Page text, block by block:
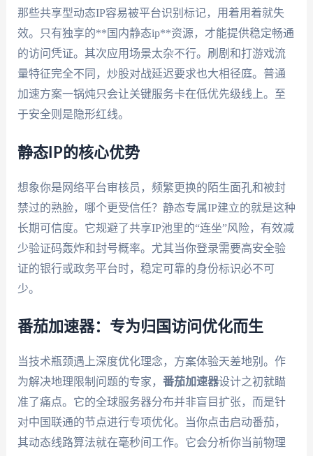
那些共享型动态IP容易被平台识别标记，用着用着就失
效。只有独享的**国内静态ip**资源，才能提供稳定畅通
的访问凭证。其次应用场景太杂不行。刷剧和打游戏流
量特征完全不同，炒股对战延迟要求也大相径庭。普通
加速方案一锅炖只会让关键服务卡在低优先级线上。至
于安全则是隐形红线。
静态IP的核心优势
想象你是网络平台审核员，频繁更换的陌生面孔和被封
禁过的熟脸，哪个更受信任？静态专属IP建立的就是这种
长期可信度。它规避了共享IP池里的“连坐”风险，有效减
少验证码轰炸和封号概率。尤其当你登录需要高安全验
证的银行或政务平台时，稳定可靠的身份标识必不可
少。
番茄加速器：专为归国访问优化而生
当技术瓶颈遇上深度优化理念，方案体验天差地别。作
为解决地理限制问题的专家， 番茄加速器设计之初就瞄
准了痛点。它的全球服务器分布并非盲目扩张，而是针
对中国联通的节点进行专项优化。当你点击启动番茄，
其动态线路算法就在毫秒间工作。它会分析你当前物理